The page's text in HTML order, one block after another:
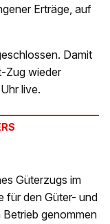
Erträge, auf
Damit
Zug wieder
live.
Güterzugs im
für den Güter- und
genommen